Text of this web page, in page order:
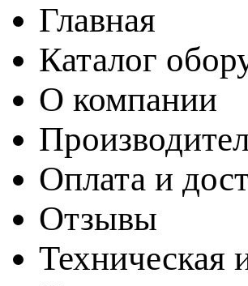
Главная
Каталог
О компании
Оплата и
Отзывы
Техническая